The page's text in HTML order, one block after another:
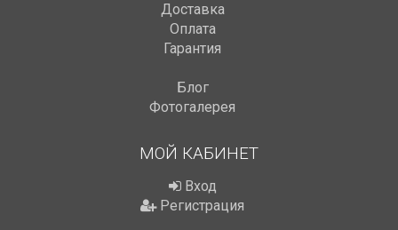
Доставка
Оплата
Гарантия
Блог
Фотогалерея
МОЙ КАБИНЕТ
Вход
Регистрация